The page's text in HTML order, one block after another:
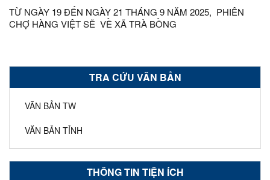
TỪ NGÀY 19 ĐẾN NGÀY 21 THÁNG 9 NĂM 2025, PHIÊN
CHỢ HÀNG VIỆT SẼ VỀ XÃ TRÀ BỒNG
TRA CỨU VĂN BẢN
VĂN BẢN TW
VĂN BẢN TỈNH
THÔNG TIN TIỆN ÍCH